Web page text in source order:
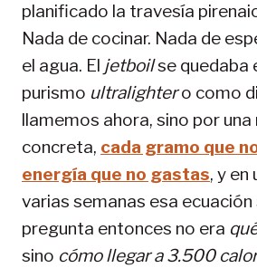
planificado la travesía
Nada de cocinar. Nada de
el agua. El jetboilse quedaba
purismo ultralightero como
llamemos ahora, sino por una
concreta, cada gramo que
energía que no gastas, y en
varias semanas esa ecuación
pregunta entonces no era
sino cómo llegar a 3.500